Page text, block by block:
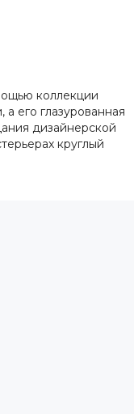
коллекции
его глазурованная
дизайнерской
круглый